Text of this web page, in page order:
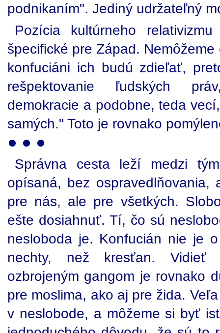
podnikaním". Jediný udržateľný
Pozícia kultúrneho
špecifické pre Západ.
konfuciáni ich budú zdieľať,
rešpektovanie ľudských
demokracie a podobne, teda
samých." Toto je rovnako
● ● ●
Správna cesta leží medzi
opísaná, bez ospravedlňovania,
pre nás, ale pre všetkých.
ešte dosiahnuť. Tí, čo sú
nesloboda je. Konfucián nie je
nechty, než kresťan. Vidieť
ozbrojeným gangom je rovnako
pre moslima, ako aj pre žida.
v neslobode, a môžeme si byť